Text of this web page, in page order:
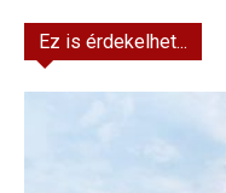
Ez is érdekelhet...